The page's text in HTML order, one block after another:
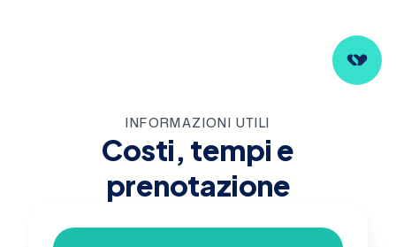
INFORMAZIONI UTILI
Costi, tempi e
prenotazione